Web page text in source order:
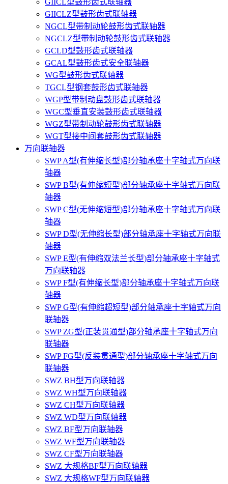
GIICLZ型鼓形齿式联轴器
NGCL型带制动轮鼓形齿式联轴器
NGCLZ型带制动轮鼓形齿式联轴器
GCLD型鼓形齿式联轴器
GCAL型鼓形齿式安全联轴器
WG型鼓形齿式联轴器
TGCL型钢套鼓形齿式联轴器
WGP型带制动盘鼓形齿式联轴器
WGC型垂直安装鼓形齿式联轴器
WGZ型带制动轮鼓形齿式联轴器
WGT型接中间套鼓形齿式联轴器
万向联轴器
SWP A型(有伸缩长型)部分轴承座十字轴式万向联
轴器
SWP B型(有伸缩短型)部分轴承座十字轴式万向联
轴器
SWP C型(无伸缩短型)部分轴承座十字轴式万向联
轴器
SWP D型(无伸缩长型)部分轴承座十字轴式万向联
轴器
SWP E型(有伸缩双法兰长型)部分轴承座十字轴式
万向联轴器
SWP F型(有伸缩长型)部分轴承座十字轴式万向联
轴器
SWP G型(有伸缩超短型)部分轴承座十字轴式万向
联轴器
SWP ZG型(正装贯通型)部分轴承座十字轴式万向
联轴器
SWP FG型(反装贯通型)部分轴承座十字轴式万向
联轴器
SWZ BH型万向联轴器
SWZ WH型万向联轴器
SWZ CH型万向联轴器
SWZ WD型万向联轴器
SWZ BF型万向联轴器
SWZ WF型万向联轴器
SWZ CF型万向联轴器
SWZ 大规格BF型万向联轴器
SWZ 大规格WF型万向联轴器